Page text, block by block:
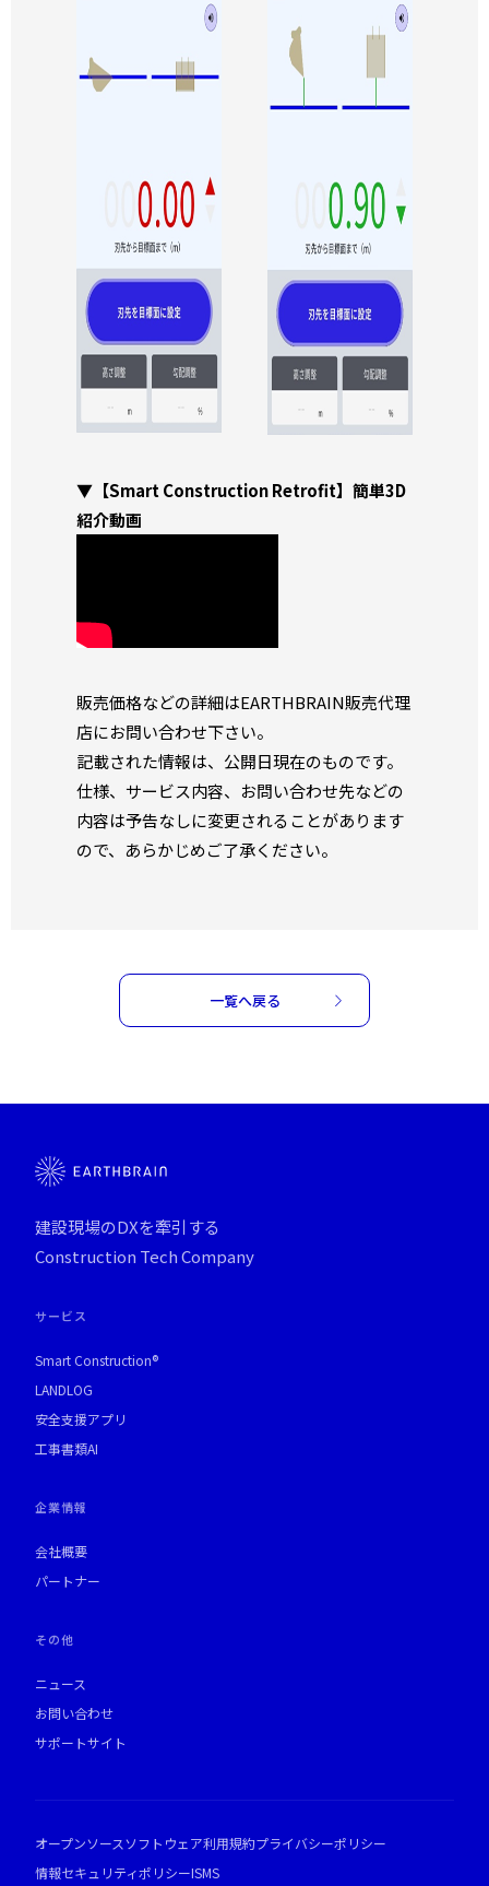
▼【Smart Construction Retrofit】簡単3D
紹介動画
販売価格などの詳細はEARTHBRAIN販売代理
店にお問い合わせ下さい。
記載された情報は、公開日現在のものです。
仕様、サービス内容、お問い合わせ先などの
内容は予告なしに変更されることがあります
ので、あらかじめご了承ください。
一覧へ戻る
建設現場のDXを牽引する
Construction Tech Company
サービス
Smart Construction®
LANDLOG
安全支援アプリ
工事書類AI
企業情報
会社概要
パートナー
その他
ニュース
お問い合わせ
サポートサイト
オープンソースソフトウェア利用規約プライバシーポリシー
情報セキュリティポリシーISMS